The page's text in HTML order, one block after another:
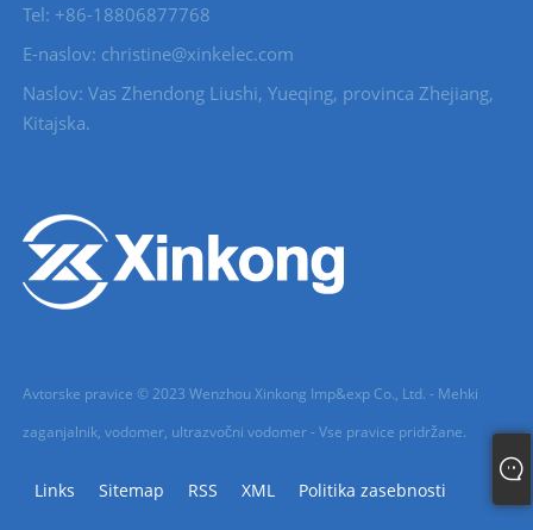
Tel: +86-18806877768
E-naslov: christine@xinkelec.com
Naslov: Vas Zhendong Liushi, Yueqing, provinca Zhejiang,
Kitajska.
Avtorske pravice © 2023 Wenzhou Xinkong Imp&exp Co., Ltd. - Mehki
zaganjalnik, vodomer, ultrazvočni vodomer - Vse pravice pridržane.
Links Sitemap RSS XML Politika zasebnosti